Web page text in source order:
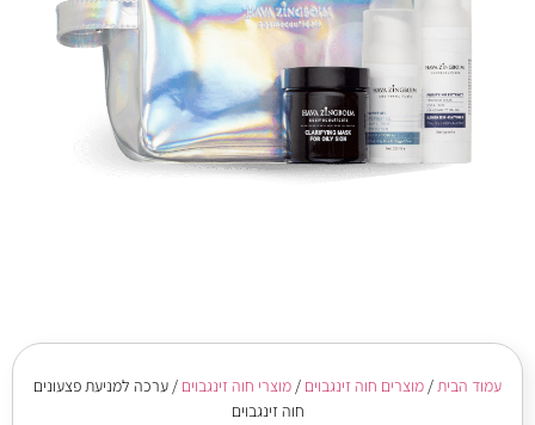
עמוד הבית/ מוצרים חוה זינגבוים / מוצרי חוה זינגבוים / ערכה למניעת פצעונים
חוה זינגבוים